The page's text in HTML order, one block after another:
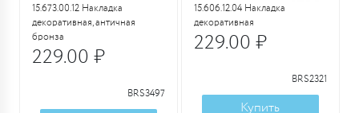
15.673.00.12 Накладка
декоративная, античная
бронза
229.00 ₽
BRS3497
15.606.12.04 Накладка
декоративная
229.00 ₽
BRS2321
Купить